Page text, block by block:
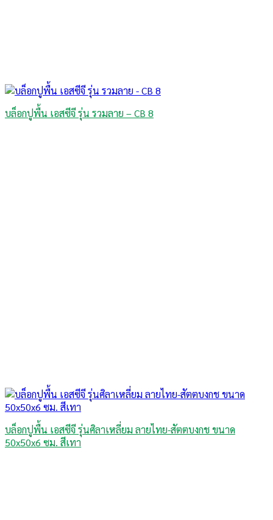
บล็อกปูพื้น เอสซีจี รุ่น รวมลาย – CB 8
บล็อกปูพื้น เอสซีจี รุ่นศิลาเหลี่ยม ลายไทย-สัตตบงกช ขนาด
50x50x6 ซม. สีเทา